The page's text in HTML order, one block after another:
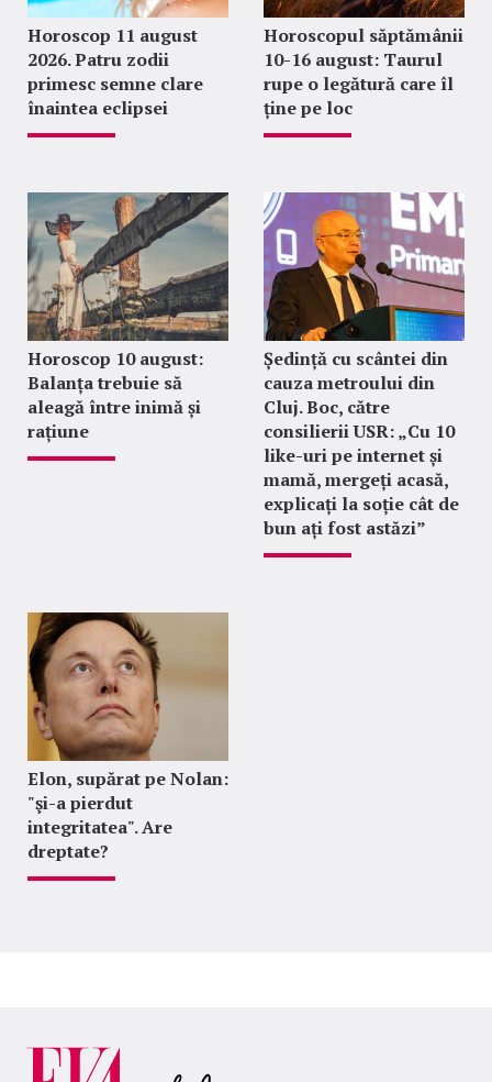
Horoscop 11 august
2026. Patru zodii
primesc semne clare
înaintea eclipsei
Horoscopul săptămânii
10-16 august: Taurul
rupe o legătură care îl
ține pe loc
Horoscop 10 august:
Balanța trebuie să
aleagă între inimă și
rațiune
Ședință cu scântei din
cauza metroului din
Cluj. Boc, către
consilierii USR: „Cu 10
like-uri pe internet și
mamă, mergeți acasă,
explicați la soție cât de
bun ați fost astăzi”
Elon, supărat pe Nolan:
"şi-a pierdut
integritatea". Are
dreptate?